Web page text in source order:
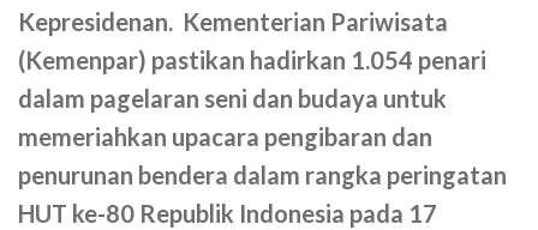
Kepresidenan. Kementerian Pariwisata
(Kemenpar) pastikan hadirkan 1.054 penari
dalam pagelaran seni dan budaya untuk
memeriahkan upacara pengibaran dan
penurunan bendera dalam rangka peringatan
HUT ke-80 Republik Indonesia pada 17